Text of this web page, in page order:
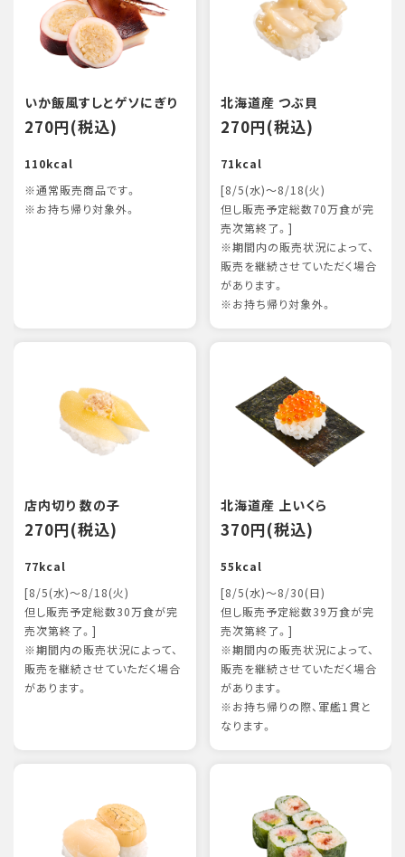
いか飯風すしとゲソにぎり
270円(税込)
110kcal
※通常販売商品です。
※お持ち帰り対象外。
北海道産 つぶ貝
270円(税込)
71kcal
[8/5(水)～8/18(火)
但し販売予定総数70万食が完
売次第終了。]
※期間内の販売状況によって、
販売を継続させていただく場合
があります。
※お持ち帰り対象外。
店内切り 数の子
270円(税込)
77kcal
[8/5(水)～8/18(火)
但し販売予定総数30万食が完
売次第終了。]
※期間内の販売状況によって、
販売を継続させていただく場合
があります。
北海道産 上いくら
370円(税込)
55kcal
[8/5(水)～8/30(日)
但し販売予定総数39万食が完
売次第終了。]
※期間内の販売状況によって、
販売を継続させていただく場合
があります。
※お持ち帰りの際、軍艦1貫と
なります。